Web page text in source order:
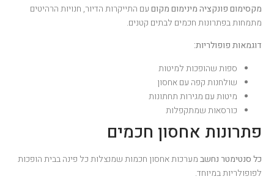
מקסימום פונקציה מינימום מקוםעם התייקרות הדיור, חנויות הרהיטים
מתמחות בפתרונות חכמים לבתים קטנים.
דוגמאות פופולריות:
ספות שהופכות למיטות
שולחנות קפה עם אחסון
מיטות עם מגירות תחתונות
כורסאות שמתקפלות
פתרונות אחסון חכמים
כל סנטימטר נחשבמערכות אחסון חכמות שמנצלות כל פינה בבית הופכות
לפופולריות במיוחד.